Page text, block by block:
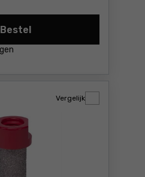
Bestel
Diamantboor 20 mm Easy
Vergelijk